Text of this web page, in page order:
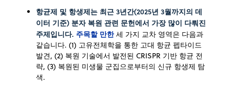
항균제 및 항생제는 최근 3년간(2025년 3월까지의 데
이터 기준) 분자 복원 관련 문헌에서 가장 많이 다뤄진
주제입니다. 주목할 만한세 가지 교차 영역은 다음과
같습니다. (1) 고유전체학을 통한 고대 항균 펩타이드
발견, (2) 복원 기술에서 발전된 CRISPR 기반 항균 전
략, (3) 복원된 미생물 군집으로부터의 신규 항생제 탐
색.